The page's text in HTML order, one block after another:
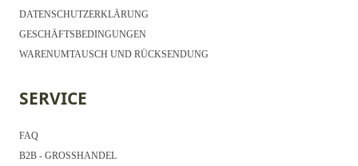
DATENSCHUTZERKLÄRUNG
GESCHÄFTSBEDINGUNGEN
WARENUMTAUSCH UND RÜCKSENDUNG
SERVICE
FAQ
B2B - GROSSHANDEL